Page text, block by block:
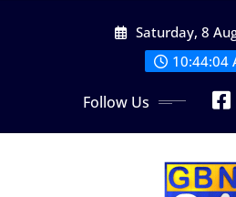
Saturday, 8
10:44:06
Follow Us